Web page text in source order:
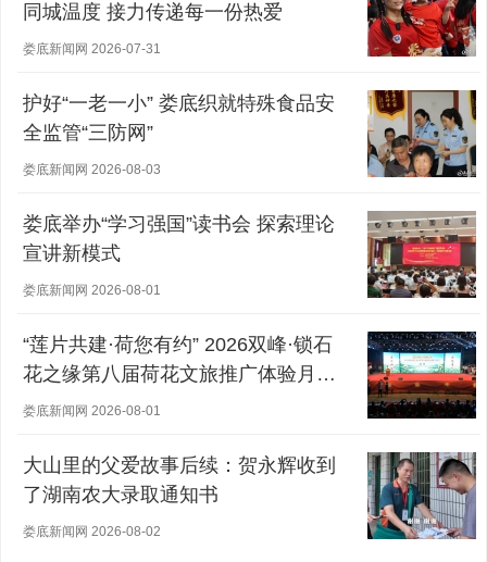
同城温度 接力传递每一份热爱
娄底新闻网 2026-07-31
护好“一老一小” 娄底织就特殊食品安
全监管“三防网”
娄底新闻网 2026-08-03
娄底举办“学习强国”读书会 探索理论
宣讲新模式
娄底新闻网 2026-08-01
“莲片共建·荷您有约” 2026双峰·锁石
花之缘第八届荷花文旅推广体验月盛
大开幕
娄底新闻网 2026-08-01
大山里的父爱故事后续：贺永辉收到
了湖南农大录取通知书
娄底新闻网 2026-08-02